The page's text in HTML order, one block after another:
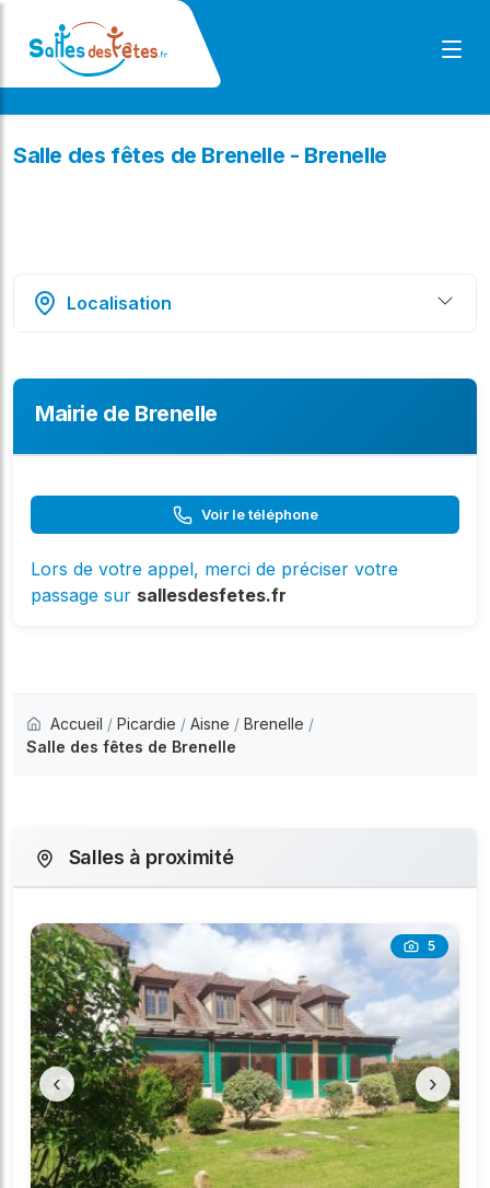
Salle des fêtes de Brenelle - Brenelle
Localisation
Mairie de Brenelle
Voir le téléphone
Lors de votre appel, merci de préciser votre
passage sur sallesdesfetes.fr
Accueil / Picardie / Aisne / Brenelle /
Salle des fêtes de Brenelle
Salles à proximité
5
‹ ›